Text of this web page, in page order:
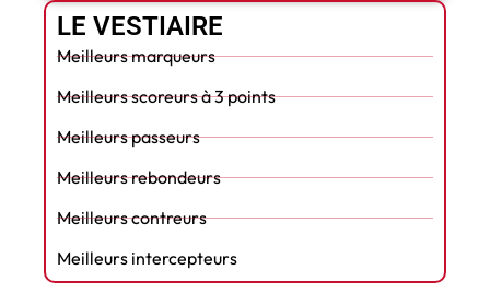
LE VESTIAIRE
Meilleurs marqueurs
Meilleurs scoreurs à 3 points
Meilleurs passeurs
Meilleurs rebondeurs
Meilleurs contreurs
Meilleurs intercepteurs